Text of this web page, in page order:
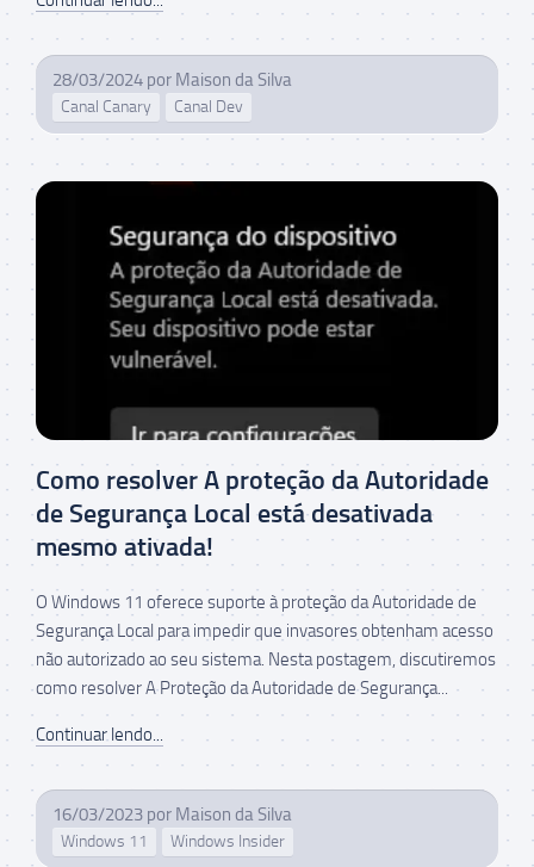
28/03/2024 por Maison da Silva
Canal Canary Canal Dev
Como resolver A proteção da Autoridade
de Segurança Local está desativada
mesmo ativada!
O Windows 11 oferece suporte à proteção da Autoridade de
Segurança Local para impedir que invasores obtenham acesso
não autorizado ao seu sistema. Nesta postagem, discutiremos
como resolver A Proteção da Autoridade de Segurança...
Continuar lendo...
16/03/2023 por Maison da Silva
Windows 11 Windows Insider